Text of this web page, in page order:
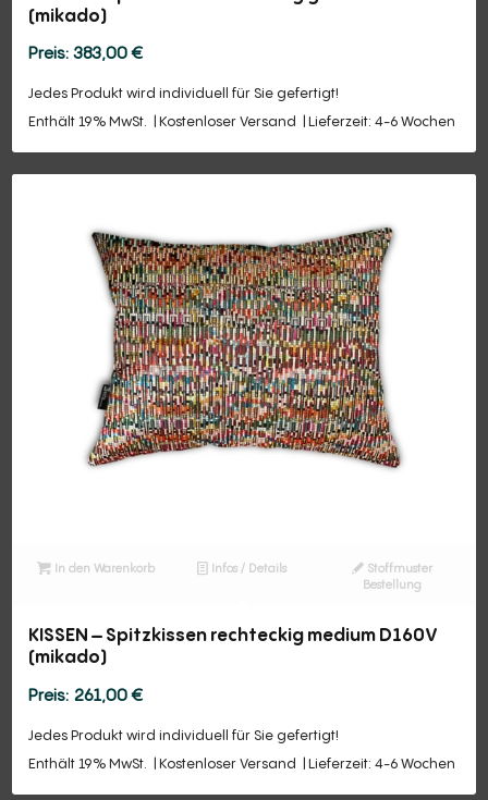
(mikado)
383,00€
Jedes Produkt wird individuell für Sie gefertigt!
Enthält 19% MwSt.
Kostenloser Versand Lieferzeit: 4-6 Wochen
In den Warenkorb Infos / Details
Stoffmuster
Bestellung
KISSEN – Spitzkissen rechteckig medium D160V
(mikado)
261,00€
Jedes Produkt wird individuell für Sie gefertigt!
Enthält 19% MwSt.
Kostenloser Versand Lieferzeit: 4-6 Wochen